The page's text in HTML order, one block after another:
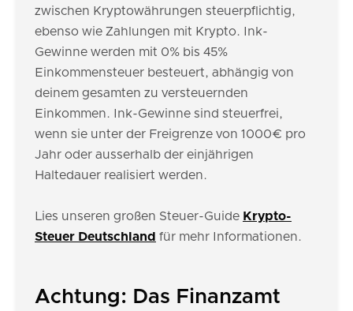
zwischen Kryptowährungen steuerpflichtig,
ebenso wie Zahlungen mit Krypto. Ink-
Gewinne werden mit 0% bis 45%
Einkommensteuer besteuert, abhängig von
deinem gesamten zu versteuernden
Einkommen. Ink-Gewinne sind steuerfrei,
wenn sie unter der Freigrenze von 1000€ pro
Jahr oder ausserhalb der einjährigen
Haltedauer realisiert werden.
Lies unseren großen Steuer-Guide Krypto-
Steuer Deutschland für mehr Informationen.
Achtung: Das Finanzamt